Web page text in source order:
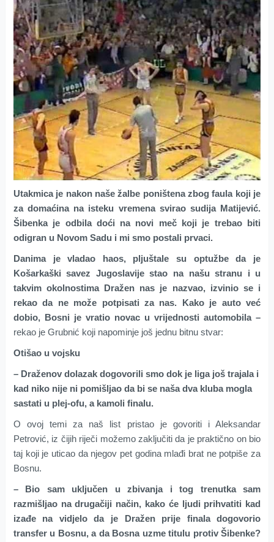
Utakmica je nakon naše žalbe poništena zbog faula koji je
za domaćina na isteku vremena svirao sudija Matijević.
Šibenka je odbila doći na novi meč koji je trebao biti
odigran u Novom Sadu i mi smo postali prvaci.
Danima je vladao haos, pljuštale su optužbe da je
Košarkaški savez Jugoslavije stao na našu stranu i u
takvim okolnostima Dražen nas je nazvao, izvinio se i
rekao da ne može potpisati za nas. Kako je auto već
dobio, Bosni je vratio novac u vrijednosti automobila –
rekao je Grubnić koji napominje još jednu bitnu stvar:
Otišao u vojsku
– Draženov dolazak dogovorili smo dok je liga još trajala i
kad niko nije ni pomišljao da bi se naša dva kluba mogla
sastati u plej-ofu, a kamoli finalu.
O ovoj temi za naš list pristao je govoriti i Aleksandar
Petrović, iz čijih riječi možemo zaključiti da je praktično on bio
taj koji je uticao da njegov pet godina mlađi brat ne potpiše za
Bosnu.
– Bio sam uključen u zbivanja i tog trenutka sam
razmišljao na drugačiji način, kako će ljudi prihvatiti kad
izađe na vidjelo da je Dražen prije finala dogovorio
transfer u Bosnu, a da Bosna uzme titulu protiv Šibenke?